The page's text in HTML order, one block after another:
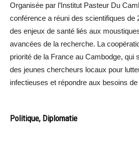
Organisée par l’Institut Pasteur Du
conférence a réuni des scientifiques de
des enjeux de santé liés aux
avancées de la recherche. La
priorité de la France au Cambodge, qui
des jeunes chercheurs locaux pour
infectieuses et répondre aux besoins
Politique, Diplomatie